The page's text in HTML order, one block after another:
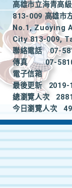
高雄市立海青高
813-009 高雄市
No.1, Zuoying
City 813-009,
聯絡電話
07-
傳真
07-
電子信箱
最後更新
2019-
總瀏覽人次
今日瀏覽人次